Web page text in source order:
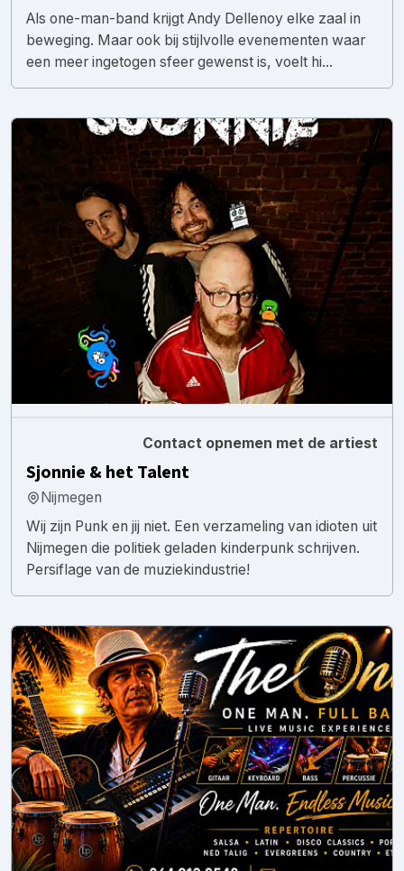
Als one-man-band krijgt Andy Dellenoy elke zaal in
beweging. Maar ook bij stijlvolle evenementen waar
een meer ingetogen sfeer gewenst is, voelt hi...
Contact opnemen met de artiest
Sjonnie & het Talent
Nijmegen
Wij zijn Punk en jij niet. Een verzameling van idioten uit
Nijmegen die politiek geladen kinderpunk schrijven.
Persiflage van de muziekindustrie!